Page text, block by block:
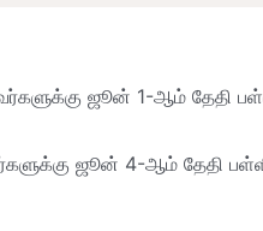
ஜூன் 1-ஆம் தேதி
ஜூன் 4-ஆம் தேதி